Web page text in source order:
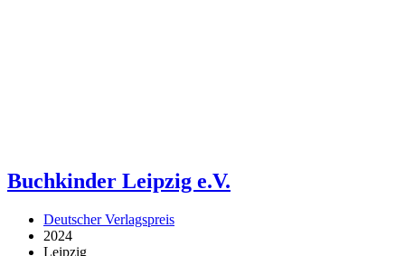
Buchkinder Leipzig e.V.
Deutscher Verlagspreis
2024
Leipzig